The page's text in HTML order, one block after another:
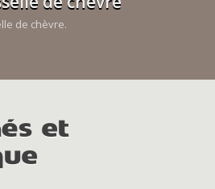
de chèvre.
et